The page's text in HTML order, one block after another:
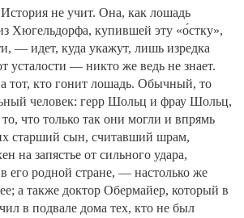
не учит. Она, как лошадь
Хюгельдорфа, купившей эту «о́стку»,
— идет, куда укажут, лишь изредка
усталости — никто же ведь не знает.
тот, кто гонит лошадь. Обычный, то
человек: герр Шольц и фрау Шольц,
что только так они могли и впрямь
старший сын, считавший шрам,
на запястье от сильного удара,
его родной стране, — настолько же
а также доктор Обермайер, который в
в подвале дома тех, кто не был